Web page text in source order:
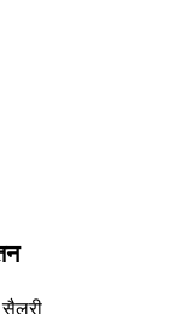
सैलरी